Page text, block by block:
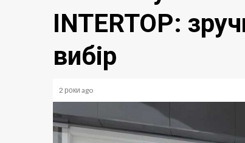
INTERTOP:
вибір
2 роки ago